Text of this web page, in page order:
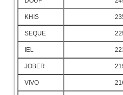
KHIS
SEQUE
IEL
JOBER
VIVO